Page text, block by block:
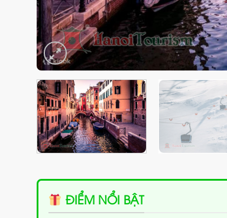
ĐIỂM NỔI BẬT